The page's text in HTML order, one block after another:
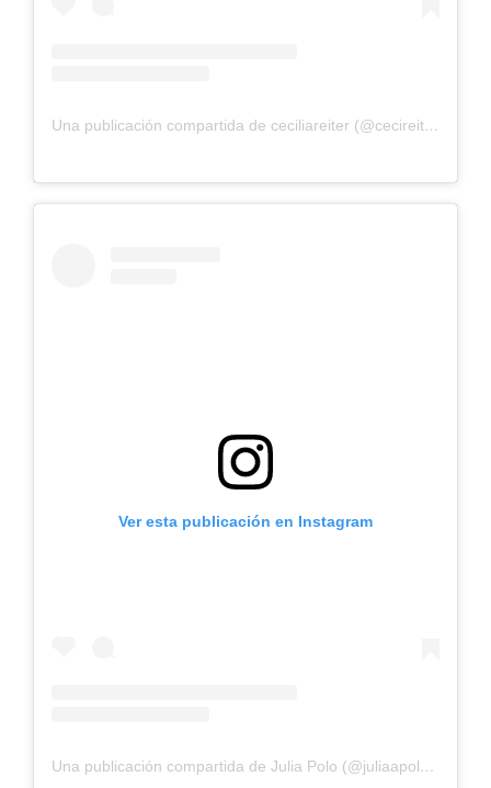
Una publicación compartida de ceciliareiter (@cecireiter)
Ver esta publicación en Instagram
Una publicación compartida de Julia Polo (@juliaapoloo24)